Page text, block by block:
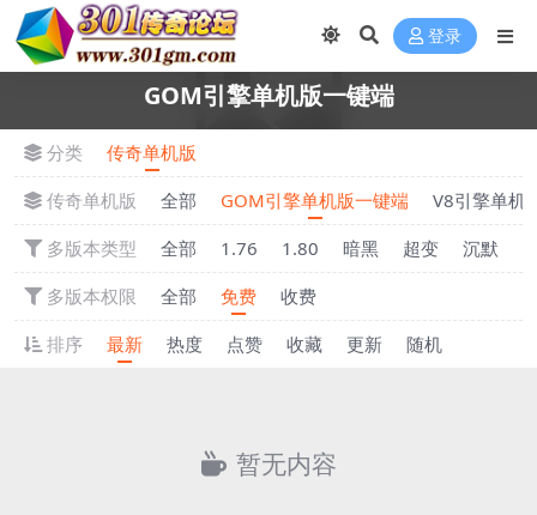
登录
GOM引擎单机版一键端
分类
传奇单机版
传奇单机版
全部 GOM引擎单机版一键端
V8引擎单机
多版本类型
全部 1.76 1.80 暗黑 超变 沉默
多版本权限
全部 免费
收费
排序
最新 热度 点赞 收藏 更新 随机
暂无内容